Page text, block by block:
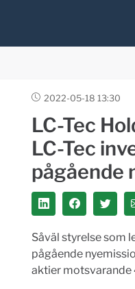
2022-05-18 13:30
LC-Tec
LC-Tec
pågående
Såväl styrelse som
pågående
aktier motsvarande